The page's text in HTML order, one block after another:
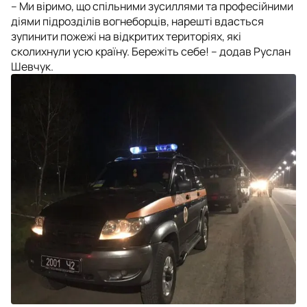
– Ми віримо, що спільними зусиллями та професійними
діями підрозділів вогнеборців, нарешті вдасться
зупинити пожежі на відкритих територіях, які
сколихнули усю країну. Бережіть себе! – додав Руслан
Шевчук.